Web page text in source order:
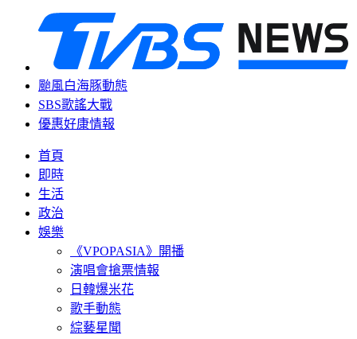
颱風白海豚動態
SBS歌謠大戰
優惠好康情報
首頁
即時
生活
政治
娛樂
《VPOPASIA》開播
演唱會搶票情報
日韓爆米花
歌手動態
綜藝星聞